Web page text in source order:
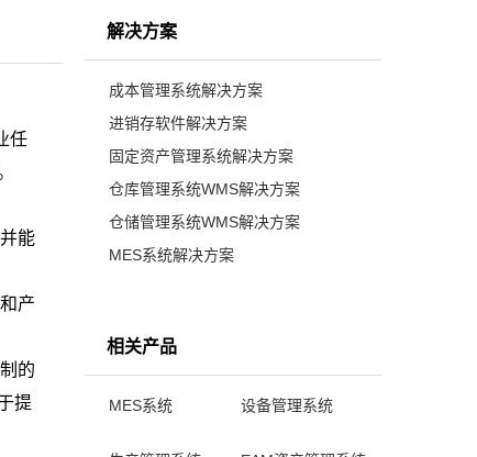
任
能
产
的
提
解决方案
成本管理系统解决方案
进销存软件解决方案
固定资产管理系统解决方案
仓库管理系统WMS解决方案
仓储管理系统WMS解决方案
MES系统解决方案
相关产品
MES系统 设备管理系统